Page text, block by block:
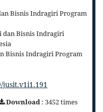
Bisnis Indragiri Program
Bisnis Indragiri
Bisnis Indragiri Program
jusit.v1i1.191
Download: 3452 times